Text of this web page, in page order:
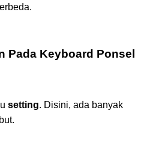
Pada Keyboard Ponsel
setting. Disini, ada banyak